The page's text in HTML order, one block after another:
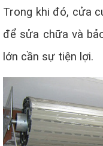
Trong khi đó, cửa
để sửa chữa và
lớn cần sự tiện lợi.